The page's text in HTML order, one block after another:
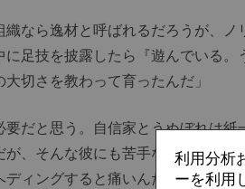
なら逸材と呼ばれるだろうが、ノ
に足技を披露したら『遊んでいる
切さを教わって育ったんだ」
だと思う。自信家とうぬぼれは紙
が、そんな彼にも苦手なプレーがあ
ディングすると痛いんだ」
利用分析
ーを利用